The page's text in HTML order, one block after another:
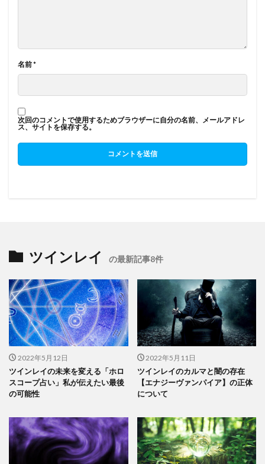
名前*
次回のコメントで使用するためブラウザーに自分の名前、メールアドレ
ス、サイトを保存する。
ツインレイ の最新記事8件
2022年5月12日
ツインレイの未来を変える「ホロ
スコープ占い」私が伝えたい最後
の可能性
2022年5月11日
ツインレイのカルマと闇の存在
【エナジーヴァンパイア】の正体
について